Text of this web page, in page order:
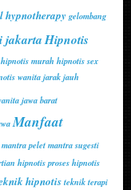
hypnotherapy gelombang
jakartaHipnotis
hipnotis murah hipnotis sex
wanita jarak jauh
jawa barat
Manfaat
mantra pelet mantra sugesti
hipnotisproses hipnotis
hipnotisteknik terapi